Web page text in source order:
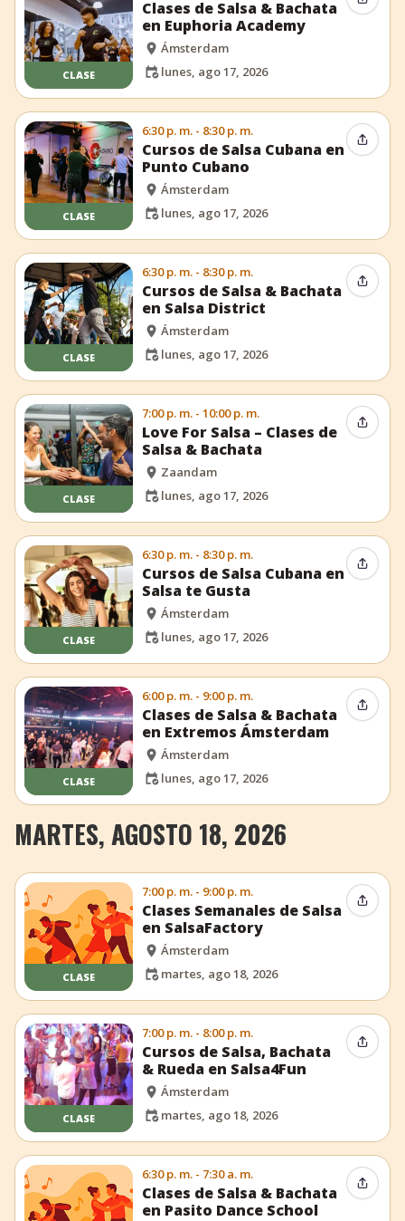
CLASE
Clases de Salsa & Bachata
en Euphoria Academy
Ámsterdam
lunes, ago 17, 2026
CLASE
6:30 p. m. - 8:30 p. m.
Cursos de Salsa Cubana en
Punto Cubano
Ámsterdam
lunes, ago 17, 2026
CLASE
6:30 p. m. - 8:30 p. m.
Cursos de Salsa & Bachata
en Salsa District
Ámsterdam
lunes, ago 17, 2026
CLASE
7:00 p. m. - 10:00 p. m.
Love For Salsa – Clases de
Salsa & Bachata
Zaandam
lunes, ago 17, 2026
CLASE
6:30 p. m. - 8:30 p. m.
Cursos de Salsa Cubana en
Salsa te Gusta
Ámsterdam
lunes, ago 17, 2026
CLASE
6:00 p. m. - 9:00 p. m.
Clases de Salsa & Bachata
en Extremos Ámsterdam
Ámsterdam
lunes, ago 17, 2026
MARTES, AGOSTO 18, 2026
CLASE
7:00 p. m. - 9:00 p. m.
Clases Semanales de Salsa
en SalsaFactory
Ámsterdam
martes, ago 18, 2026
CLASE
7:00 p. m. - 8:00 p. m.
Cursos de Salsa, Bachata
& Rueda en Salsa4Fun
Ámsterdam
martes, ago 18, 2026
6:30 p. m. - 7:30 a. m.
Clases de Salsa & Bachata
en Pasito Dance School